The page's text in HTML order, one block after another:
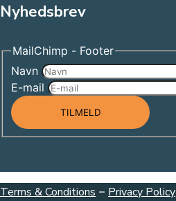
Nyhedsbrev
MailChimp - Footer
Navn
E-mail
TILMELD
Terms & Conditions – Privacy Policy